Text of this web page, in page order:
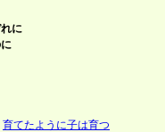
に
育てたように子は育つ